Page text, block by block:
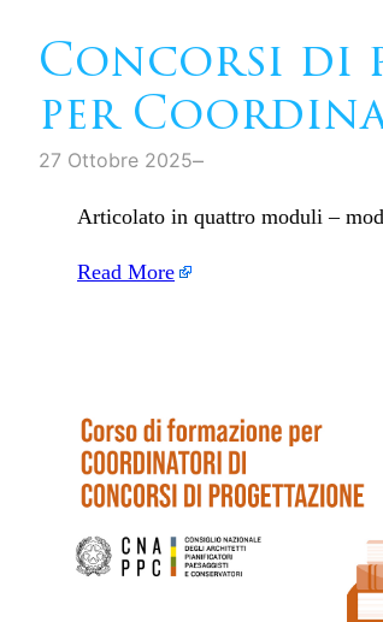
Concorsi di
per
27 Ottobre 2025–
Articolato in quattro moduli –
Read More